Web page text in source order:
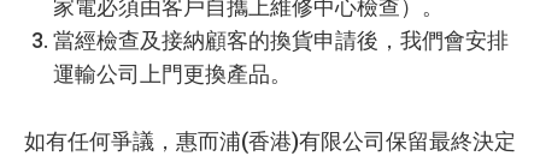
家電必須由客戶自攜上維修中心檢查）。
當經檢查及接納顧客的換貨申請後，我們會安排
運輸公司上門更換產品。
如有任何爭議，惠而浦(香港)有限公司保留最終決定